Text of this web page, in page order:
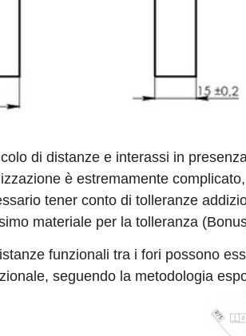
di distanze e interassi in
è estremamente
tener conto di tolleranze
materiale per la tolleranza
funzionali tra i fori possono
seguendo la metodologia